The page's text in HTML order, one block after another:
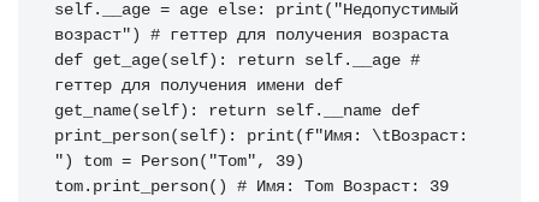
self.__age = age else: print("Недопустимый
возраст") # геттер для получения возраста
def get_age(self): return self.__age #
геттер для получения имени def
get_name(self): return self.__name def
print_person(self): print(f"Имя: \tВозраст:
") tom = Person("Tom", 39)
tom.print_person() # Имя: Tom Возраст: 39